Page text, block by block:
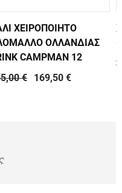
ΧΕΙΡΟΠΟΙΗΤΟ
ΟΛΛΑΝΔΙΑΣ
CAMPMAN 12
€
169,50 €
-